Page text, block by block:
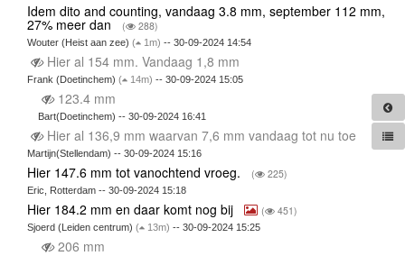
Idem dito and counting, vandaag 3.8 mm, september 112 mm,
27% meer dan ( 288)
Wouter (Heist aan zee) ( 1m) -- 30-09-2024 14:54
Hier al 154 mm. Vandaag 1,8 mm
Frank (Doetinchem) ( 14m) -- 30-09-2024 15:05
123.4 mm
Bart(Doetinchem) -- 30-09-2024 16:41
Hier al 136,9 mm waarvan 7,6 mm vandaag tot nu toe
Martijn(Stellendam) -- 30-09-2024 15:16
Hier 147.6 mm tot vanochtend vroeg. ( 225)
Eric, Rotterdam -- 30-09-2024 15:18
Hier 184.2 mm en daar komt nog bij ( 451)
Sjoerd (Leiden centrum) ( 13m) -- 30-09-2024 15:25
206 mm